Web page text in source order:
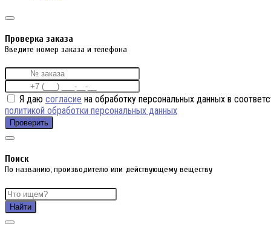
Проверка заказа
Введите номер заказа и телефона
Я даю согласие на обработку персональных данных в
политикой обработки персональных данных
Проверить
Поиск
По названию, производителю или действующему веществу
Найти